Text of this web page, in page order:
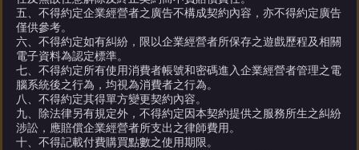
五、不得約定企業經營者之廣告不構成契約內容，亦不得約定廣告
僅供參考。
六、不得約定如有糾紛，限以企業經營者所保存之遊戲歷程及相關
電子資料為認定標準。
七、不得約定所有使用消費者帳號和密碼進入企業經營者管理之電
腦系統後之行為，均視為消費者之行為。
八、不得約定其得單方變更契約內容。
九、除法律另有規定外，不得約定因本契約提供之服務所生之糾紛
涉訟，應賠償企業經營者所支出之律師費用。
十、不得記載付費購買點數之使用期限。